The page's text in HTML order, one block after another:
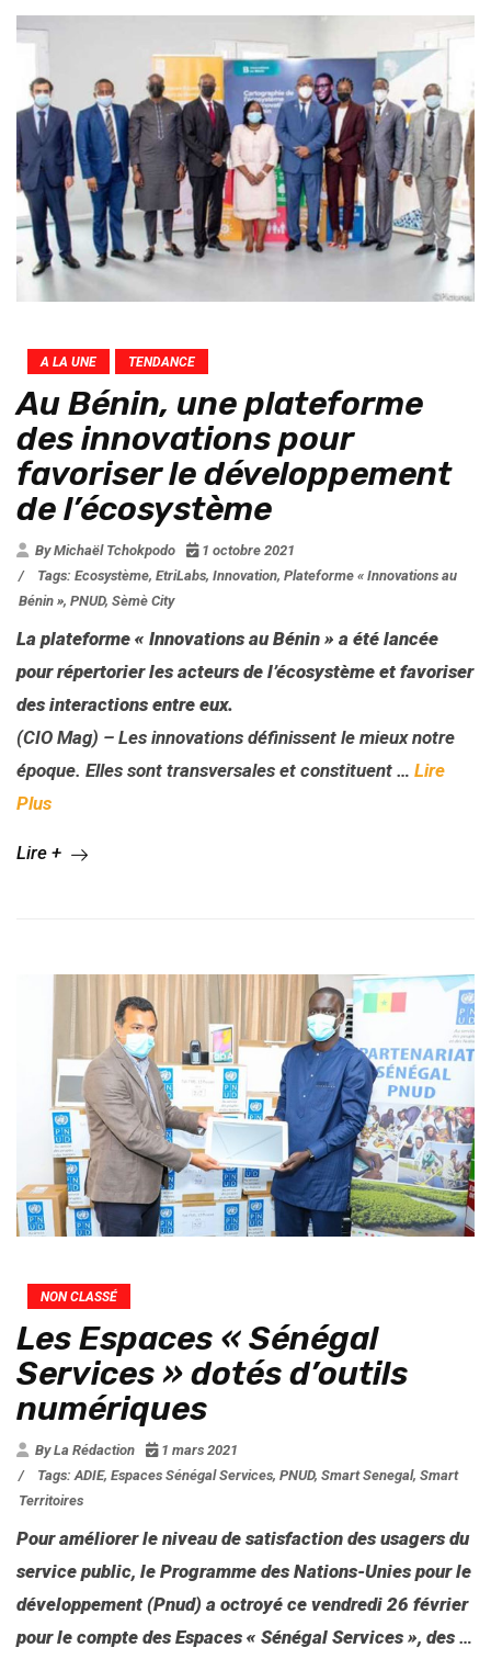
A LA UNE TENDANCE
Au Bénin, une plateforme
des innovations pour
favoriser le développement
de l’écosystème
By Michaël Tchokpodo
1 octobre 2021
/
Tags: Ecosystème, EtriLabs, Innovation, Plateforme « Innovations au
Bénin », PNUD, Sèmè City
La plateforme « Innovations au Bénin » a été lancée
pour répertorier les acteurs de l’écosystème et favoriser
des interactions entre eux.
(CIO Mag) – Les innovations définissent le mieux notre
époque. Elles sont transversales et constituent … Lire
Plus
Lire +
NON CLASSÉ
Les Espaces « Sénégal
Services » dotés d’outils
numériques
By La Rédaction
1 mars 2021
/
Tags: ADIE, Espaces Sénégal Services, PNUD, Smart Senegal, Smart
Territoires
Pour améliorer le niveau de satisfaction des usagers du
service public, le Programme des Nations-Unies pour le
développement (Pnud) a octroyé ce vendredi 26 février
pour le compte des Espaces « Sénégal Services », des …